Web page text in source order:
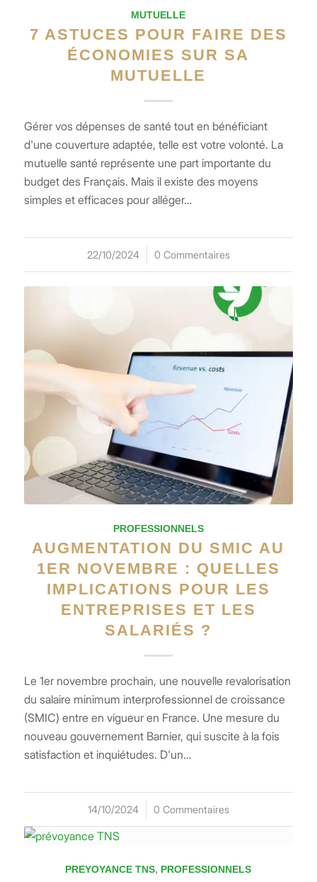
MUTUELLE
7 ASTUCES POUR FAIRE DES
ÉCONOMIES SUR SA
MUTUELLE
Gérer vos dépenses de santé tout en bénéficiant
d'une couverture adaptée, telle est votre volonté. La
mutuelle santé représente une part importante du
budget des Français. Mais il existe des moyens
simples et efficaces pour alléger…
22/10/2024
/ 0 Commentaires
PROFESSIONNELS
AUGMENTATION DU SMIC AU
1ER NOVEMBRE : QUELLES
IMPLICATIONS POUR LES
ENTREPRISES ET LES
SALARIÉS ?
Le 1er novembre prochain, une nouvelle revalorisation
du salaire minimum interprofessionnel de croissance
(SMIC) entre en vigueur en France. Une mesure du
nouveau gouvernement Barnier, qui suscite à la fois
satisfaction et inquiétudes. D'un…
14/10/2024
/ 0 Commentaires
PREYOYANCE TNS, PROFESSIONNELS